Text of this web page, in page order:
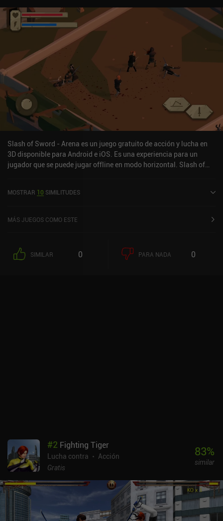
Slash of Sword - Arena es un juego gratuito de acción y lucha en
3D disponible para Android e iOS. Es una experiencia para un
jugador que se puede jugar offline en modo horizontal. Slash of
Store de iOS.
MOSTRAR 10 SIMILITUDES
MÁS JUEGOS COMO ESTE
SIMILAR 0 PARA NADA 0
#2 Fighting Tiger
Lucha contra
Acción
Gratis
83%
similar